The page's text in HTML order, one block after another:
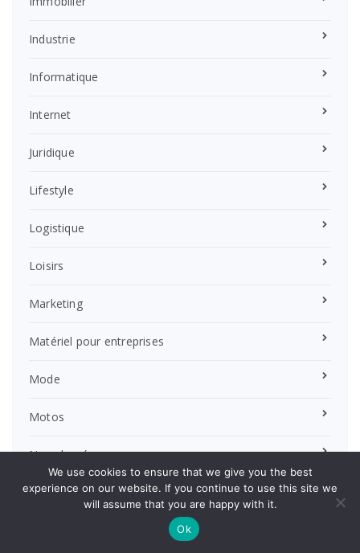
Industrie
Informatique
Internet
Juridique
Lifestyle
Logistique
Loisirs
Marketing
Matériel pour entreprises
Mode
Motos
Non classé
Pratique
We use cookies to ensure that we give you the best
experience on our website. If you continue to use this site we
will assume that you are happy with it.
Ok